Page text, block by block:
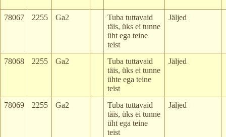
78067 2255 Ga2
Tuba tuttavaid
täis, üks ei tunne
üht ega teine
teist
Jäljed
78068 2255 Ga2
Tuba tuttavaid
täis, üks ei tunne
ühte ega teine
teist
Jäljed
78069 2255 Ga2
Tuba tuttavaid
täis, üks ei tunne
üht ega teine
teist
Jäljed